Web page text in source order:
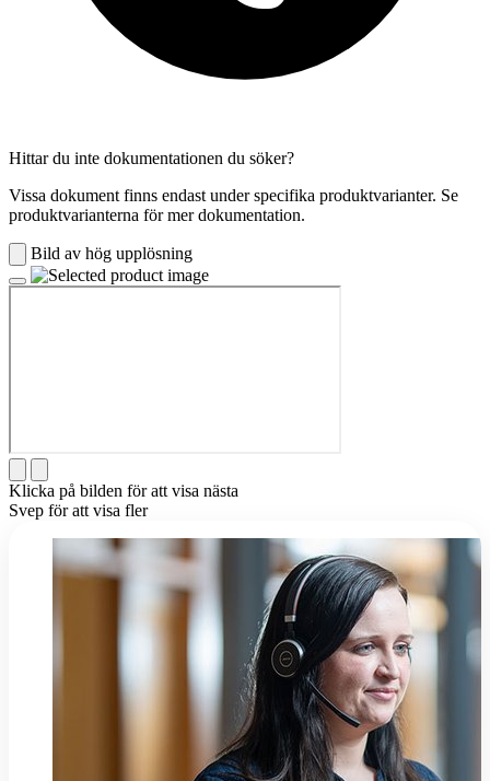
Hittar du inte dokumentationen du söker?
Vissa dokument finns endast under specifika produktvarianter. Se
produktvarianterna för mer dokumentation.
Bild av hög upplösning
Klicka på bilden för att visa nästa
Svep för att visa fler